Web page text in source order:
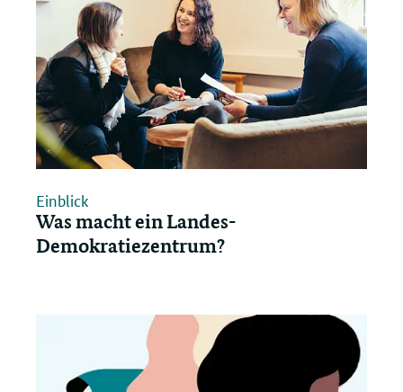
Einblick
Was macht ein Landes-
Demokratiezentrum?